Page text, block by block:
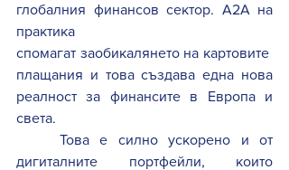
глобалния финансов сектор. A2A на
практика
спомагат заобикалянето на картовите
плащания и това създава една нова
реалност за финансите в Европа и
света.
Това е силно ускорено и от
дигиталните портфейли, които